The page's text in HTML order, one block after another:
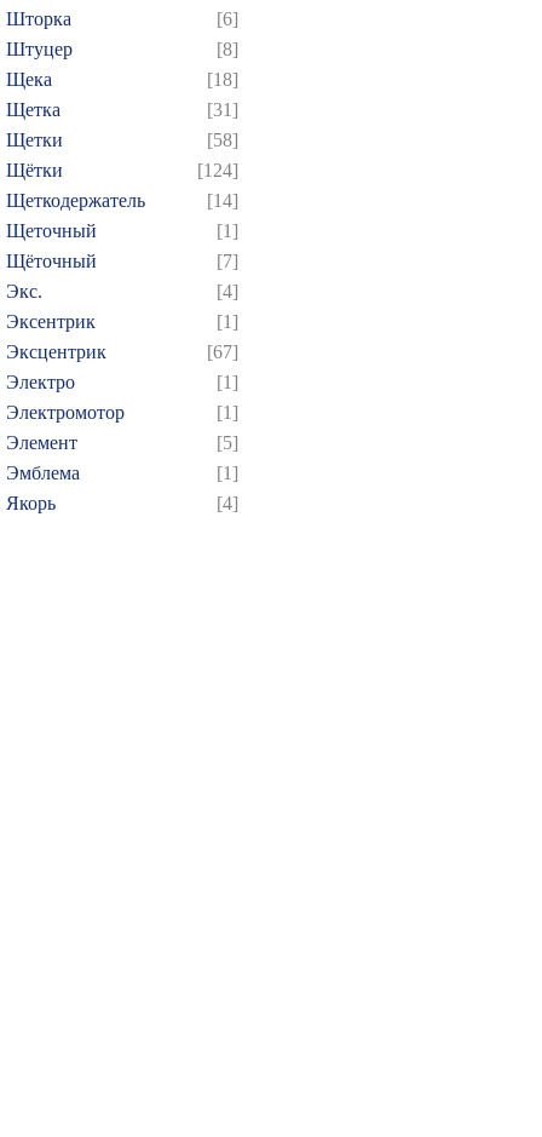
Шторка
[6]
Штуцер
[8]
Щека
[18]
Щетка
[31]
Щетки
[58]
Щётки
[124]
Щеткодержатель
[14]
Щеточный
[1]
Щёточный
[7]
Экс.
[4]
Эксентрик
[1]
Эксцентрик
[67]
Электро
[1]
Электромотор
[1]
Элемент
[5]
Эмблема
[1]
Якорь
[4]